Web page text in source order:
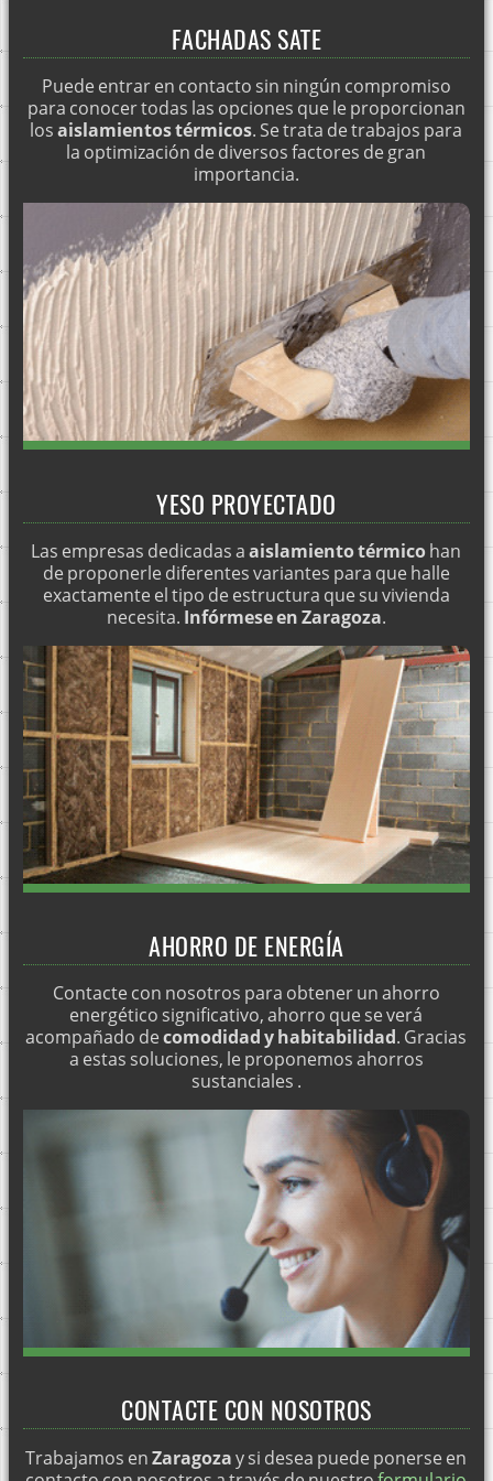
FACHADAS SATE NAVARRA
FACHADAS SATE BARCELONA
FACHADAS SATE MÁLAGA
Impermeabilización de cubiertas en toda España
Fachadas SATE Logroño
Fachadas SATE Soria
FACHADAS SATE GUIPUZCOA
FACHADAS SATE VIZCAYA
FACHADAS SATE BURGOS
FACHADAS SATE ÁLAVA
FACHADAS SATE SANTANDER Y TODA CANTABRIA
FACHADAS SATE CASTELLÓN
FACHADAS SATE TERUEL
FACHADAS SATE HUESCA
Aislamiento SATE para la intemperie
Aislamiento SATE con mortero cal corcho
Aislamiento SATE con placa de corcho
FACHADAS SATE VALENCIA
Fachadas SATE Bilbao
Fachadas SATE Madrid
Fachadas SATE Castilla La Mancha
Fachadas SATE Almeria
Fachadas SATE Alicante
Fachadas SATE Albacete
Fachadas SATE A coruña
¿Por qué aislar un edificio térmicamente?
FACHADAS SATE
Puede entrar en contacto sin ningún compromiso
para conocer todas las opciones que le proporcionan
losaislamientos térmicos. Se trata de trabajos para
la optimización de diversos factores de gran
importancia.
YESO PROYECTADO
Las empresas dedicadas aaislamiento térmicohan
de proponerle diferentes variantes para que halle
exactamente el tipo de estructura que su vivienda
necesita. Infórmese en Zaragoza.
AHORRO DE ENERGÍA
Contacte con nosotros para obtener un ahorro
energético significativo, ahorro que se verá
acompañado decomodidad y habitabilidad. Gracias
a estas soluciones, le proponemos ahorros
sustanciales .
CONTACTE CON NOSOTROS
Trabajamos enZaragozay si desea puede ponerse en